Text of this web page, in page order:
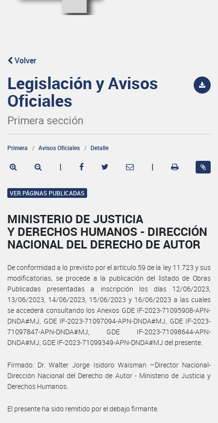
Volver
Legislación y Avisos
Oficiales
Primera sección
Primera Avisos Oficiales Detalle
| |
VER PÁGINAS PUBLICADAS
MINISTERIO DE JUSTICIA
Y DERECHOS HUMANOS - DIRECCIÓN
NACIONAL DEL DERECHO DE AUTOR
De conformidad a lo previsto por el artículo 59 de la ley 11.723 y sus
modificatorias, se procede a la publicación del listado de Obras
Publicadas presentadas a inscripción los días 12/06/2023,
13/06/2023, 14/06/2023, 15/06/2023 y 16/06/2023 a las cuales
se accederá consultando los Anexos GDE IF-2023-71095908-APN-
DNDA#MJ, GDE IF-2023-71097094-APN-DNDA#MJ, GDE IF-2023-
71097847-APN-DNDA#MJ, GDE IF-2023-71098644-APN-
DNDA#MJ, GDE IF-2023-71099349-APN-DNDA#MJ del presente.
Firmado: Dr. Walter Jorge Isidoro Waisman –Director Nacional-
Dirección Nacional del Derecho de Autor - Ministerio de Justicia y
Derechos Humanos.
El presente ha sido remitido por el debajo firmante.